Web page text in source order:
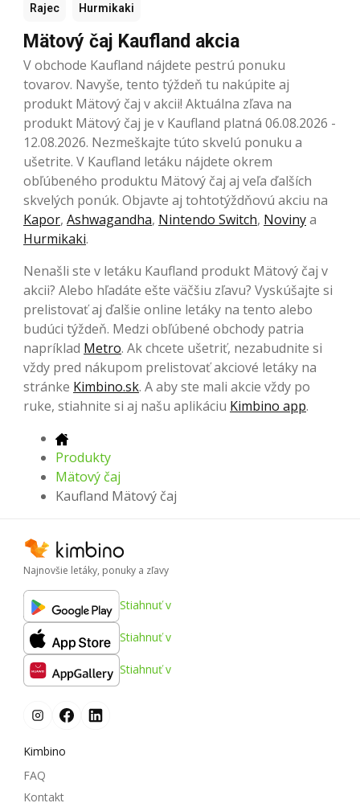
Rajec Hurmikaki
Mätový čaj Kaufland akcia
V obchode Kaufland nájdete pestrú ponuku
tovarov. Navyše, tento týždeň tu nakúpite aj
produkt Mätový čaj v akcii! Aktuálna zľava na
produkt Mätový čaj je v Kaufland platná 06.08.2026 -
12.08.2026. Nezmeškajte túto skvelú ponuku a
ušetrite. V Kaufland letáku nájdete okrem
obľúbeného produktu Mätový čaj aj veľa ďalších
skvelých ponúk. Objavte aj tohtotýždňovú akciu na
Kapor, Ashwagandha, Nintendo Switch, Novinya
Hurmikaki.
Nenašli ste v letáku Kaufland produkt Mätový čaj v
akcii? Alebo hľadáte ešte väčšiu zľavu? Vyskúšajte si
prelistovať aj ďalšie online letáky na tento alebo
budúci týždeň. Medzi obľúbené obchody patria
napríklad Metro. Ak chcete ušetriť, nezabudnite si
vždy pred nákupom prelistovať akciové letáky na
stránke Kimbino.sk. A aby ste mali akcie vždy po
ruke, stiahnite si aj našu aplikáciu Kimbino app.
Produkty
Mätový čaj
Kaufland Mätový čaj
Najnovšie letáky, ponuky a zľavy
Stiahnuť v
Stiahnuť v
Stiahnuť v
Kimbino
FAQ
Kontakt